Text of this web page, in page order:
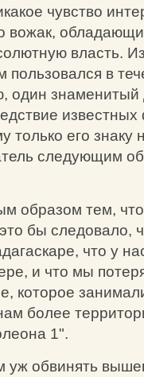
чувство
вожак,
власть.
в
один знаменитый
его знаку
следующим
образом тем,
бы следовало,
что у
и что мы
которое
более
1".
обвинять